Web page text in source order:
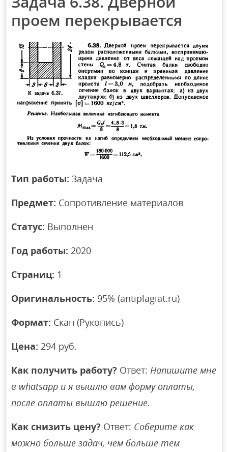
проем перекрывается
Тип работы: Задача
Предмет: Сопротивление материалов
Статус: Выполнен
Год работы: 2020
Страниц: 1
Оригинальность: 95% (antiplagiat.ru)
Формат: Скан (Рукопись)
Цена: 294 руб.
Как получить работу? Ответ:Напишите мне
в whatsapp и я вышлю вам форму оплаты,
после оплаты вышлю решение.
Как снизить цену? Ответ: Соберите как
можно больше задач, чем больше тем